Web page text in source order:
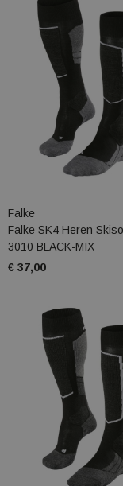
Falke
Falke SK4 Heren
3010 BLACK-MIX
€ 37,00